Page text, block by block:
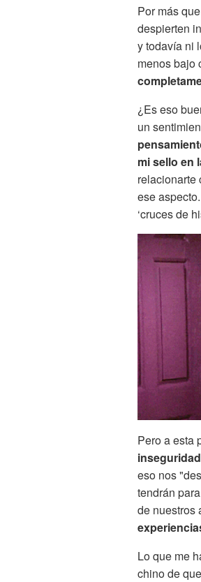
Por más
despierten
y todavía ni
menos bajo
¿Es eso
un
mi sello en
relacionarte
ese
‘cruces de
Pero a esta
eso nos
tendrán
de nuestros
Lo que me
chino de